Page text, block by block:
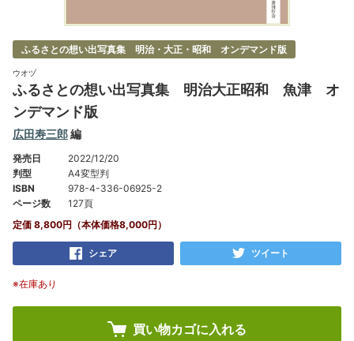
ふるさとの想い出写真集 明治・大正・昭和 オンデマンド版
ウオヅ
ふるさとの想い出写真集 明治大正昭和 魚津 オ
ンデマンド版
広田寿三郎編
発売日
2022/12/20
判型
A4変型判
ISBN
978-4-336-06925-2
ページ数
127頁
定価 8,800円（本体価格8,000円）
シェア ツイート
※在庫あり